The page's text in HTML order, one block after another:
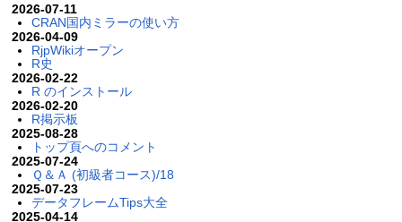
2026-07-11
CRAN国内ミラーの使い方
2026-04-09
RjpWikiオープン
R史
2026-02-22
R のインストール
2026-02-20
R掲示板
2025-08-28
トップ頁へのコメント
2025-07-24
Ｑ＆Ａ (初級者コース)/18
2025-07-23
データフレームTips大全
2025-04-14